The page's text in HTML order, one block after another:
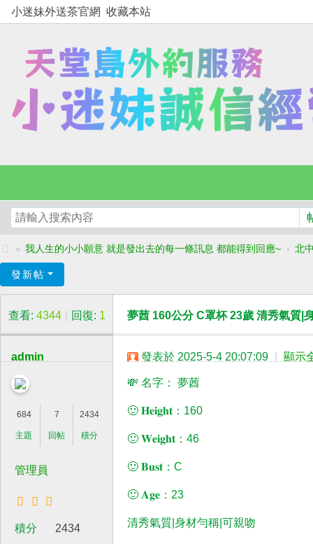
小迷妹外送茶官網 收藏本站
迷
妹
» 我人生的小小願意 就是發出去的每一條訊息 都能得到回應~ › 北
發新帖
查看: 4344 回復: 1 夢莤 160公分 C罩杯 23歲 清秀氣質|
admin
684
主題
7
回帖
2434
積分
管理員
積分 2434
發表於 2025-5-4 20:07:09 顯示
💸 名字： 夢莤
🙂 𝐇𝐞𝐢𝐠𝐡𝐭：160
🙂 𝐖𝐞𝐢𝐠𝐡𝐭：46
🙂 𝐁𝐮𝐬𝐭：C
🙂 𝐀𝐠𝐞：23
清秀氣質|身材勻稱|可親吻